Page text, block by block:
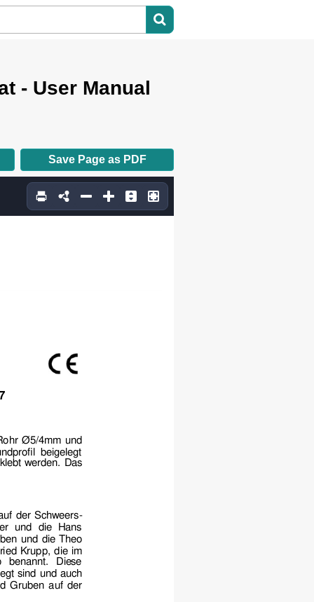
- User Manual
Save Page as PDF
Ø5/4mm und
beigelegt
werden. Das
der Schweers-
und die Hans
und die Theo
Krupp, die im
benannt. Diese
sind und auch
Gruben auf der